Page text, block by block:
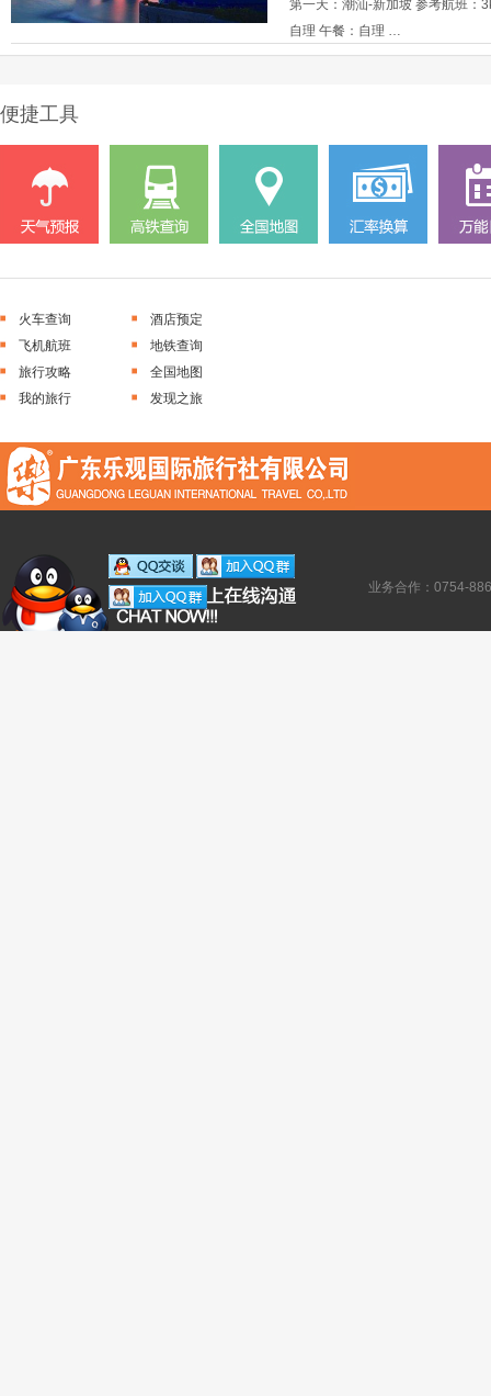
第一天：潮汕-新加坡 参考航班：
自理 午餐：自理 …
便捷工具
火车查询
酒店预定
飞机航班
地铁查询
旅行攻略
全国地图
我的旅行
发现之旅
业务合作：0754-